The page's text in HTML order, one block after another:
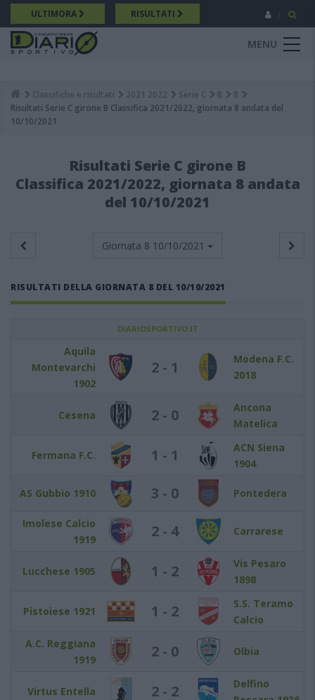
Salta
al
contenuto
principale
ULTIMORA RISULTATI
MENU
Breadcrumb
Classifiche e risultati 2021 2022 Serie C B
8
Risultati Serie C girone B Classifica 2021/2022, giornata 8 andata del
10/10/2021
Risultati Serie C girone B
Classifica 2021/2022, giornata 8 andata
del 10/10/2021
Giornata 8 10/10/2021
RISULTATI DELLA GIORNATA 8 DEL 10/10/2021
DIARIOSPORTIVO.IT
Aquila
Montevarchi
1902
2 - 1
Modena F.C.
2018
Cesena 2 - 0
Ancona
Matelica
Fermana F.C. 1 - 1
ACN Siena
1904
AS Gubbio 1910 3 - 0 Pontedera
Imolese Calcio
1919
2 - 4 Carrarese
Lucchese 1905 1 - 2
Vis Pesaro
1898
Pistoiese 1921 1 - 2
S.S. Teramo
Calcio
A.C. Reggiana
1919
2 - 0 Olbia
Virtus Entella 2 - 2
Delfino